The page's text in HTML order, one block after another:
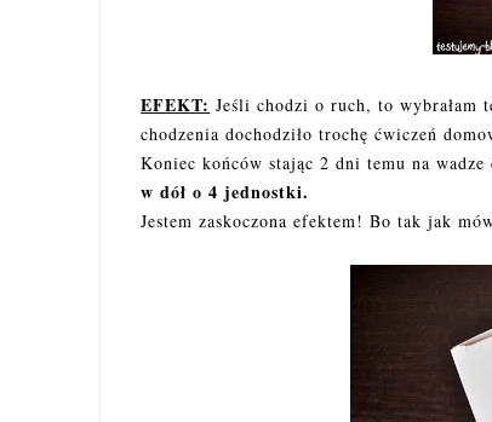
EFEKT: Jeśli chodzi o ruch, to wybrałam
chodzenia dochodziło trochę ćwiczeń
Koniec końców stając 2 dni temu na
w dół o 4 jednostki.
Jestem zaskoczona efektem! Bo tak jak